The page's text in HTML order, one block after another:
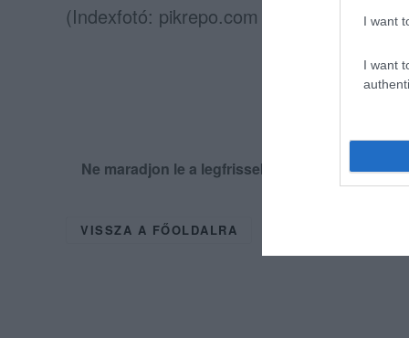
I want
I want
(Indexfotó: pikrepo.com – Képünk
Ne maradjon le a legfrissebb hírekről,
VISSZA A FŐOLDALRA